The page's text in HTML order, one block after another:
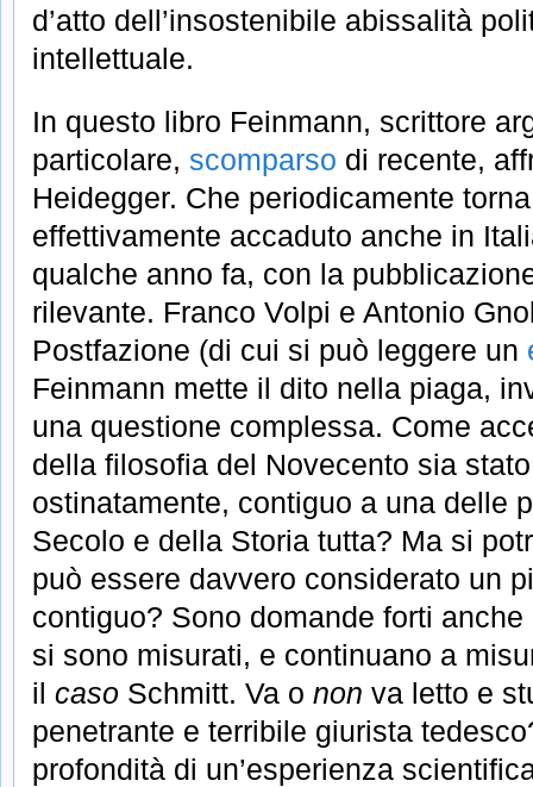
d’atto dell’insostenibile abissalità
intellettuale.
In questo libro Feinmann, scrittore
particolare, scomparso di recente,
Heidegger. Che periodicamente
effettivamente accaduto anche in
qualche anno fa, con la
rilevante. Franco Volpi e Antonio
Postfazione (di cui si può leggere un
Feinmann mette il dito nella piaga,
una questione complessa. Come
della filosofia del Novecento sia
ostinatamente, contiguo a una delle
Secolo e della Storia tutta? Ma si
può essere davvero considerato un
contiguo? Sono domande forti
si sono misurati, e continuano a
il caso Schmitt. Va o non va letto e
penetrante e terribile giurista
profondità di un’esperienza